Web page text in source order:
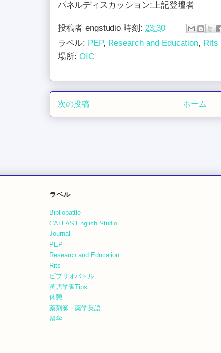
パネルディスカッション:上記登壇者
投稿者 engstudio 時刻: 23:30
ラベル: PEP, Research and Education, Rits
場所: OIC
次の投稿 ホーム
ラベル
Bibliobattle
CALLAS English Studio
Journal
PEP
Research and Education
Rits
ビブリオバトル
英語学習Tips
休憩
薬剤師・薬学英語
留学